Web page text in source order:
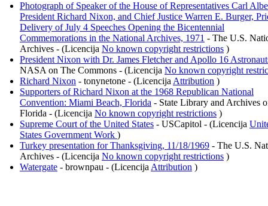
Photograph of Speaker of the House of Representatives Carl
President Richard Nixon, and Chief Justice Warren E. Burger,
Delivery of July 4 Speeches Opening the Bicentennial
Commemorations in the National Archives, 1971 - The U.S.
Archives - (Licencija No known copyright restrictions )
President Nixon with Dr. James Fletcher and Apollo 16
NASA on The Commons - (Licencija No known copyright
Richard Nixon - tonynetone - (Licencija Attribution )
Supporters of Richard Nixon at the 1968 Republican National
Convention: Miami Beach, Florida - State Library and Archives
Florida - (Licencija No known copyright restrictions )
Supreme Court of the United States - USCapitol - (Licencija
States Government Work )
Turkey presentation for Thanksgiving, 11/18/1969 - The U.S.
Archives - (Licencija No known copyright restrictions )
Watergate - brownpau - (Licencija Attribution )